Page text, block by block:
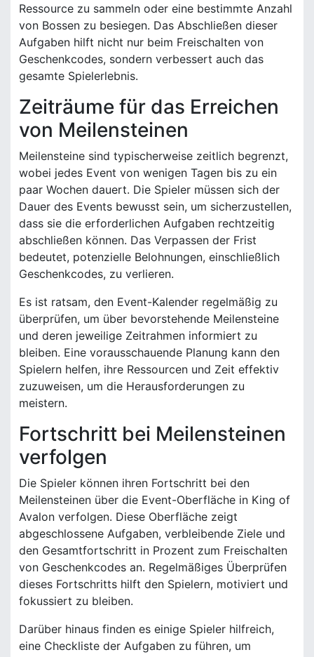
Ressource zu sammeln oder eine bestimmte Anzahl
von Bossen zu besiegen. Das Abschließen dieser
Aufgaben hilft nicht nur beim Freischalten von
Geschenkcodes, sondern verbessert auch das
gesamte Spielerlebnis.
Zeiträume für das Erreichen
von Meilensteinen
Meilensteine sind typischerweise zeitlich begrenzt,
wobei jedes Event von wenigen Tagen bis zu ein
paar Wochen dauert. Die Spieler müssen sich der
Dauer des Events bewusst sein, um sicherzustellen,
dass sie die erforderlichen Aufgaben rechtzeitig
abschließen können. Das Verpassen der Frist
bedeutet, potenzielle Belohnungen, einschließlich
Geschenkcodes, zu verlieren.
Es ist ratsam, den Event-Kalender regelmäßig zu
überprüfen, um über bevorstehende Meilensteine
und deren jeweilige Zeitrahmen informiert zu
bleiben. Eine vorausschauende Planung kann den
Spielern helfen, ihre Ressourcen und Zeit effektiv
zuzuweisen, um die Herausforderungen zu
meistern.
Fortschritt bei Meilensteinen
verfolgen
Die Spieler können ihren Fortschritt bei den
Meilensteinen über die Event-Oberfläche in King of
Avalon verfolgen. Diese Oberfläche zeigt
abgeschlossene Aufgaben, verbleibende Ziele und
den Gesamtfortschritt in Prozent zum Freischalten
von Geschenkcodes an. Regelmäßiges Überprüfen
dieses Fortschritts hilft den Spielern, motiviert und
fokussiert zu bleiben.
Darüber hinaus finden es einige Spieler hilfreich,
eine Checkliste der Aufgaben zu führen, um